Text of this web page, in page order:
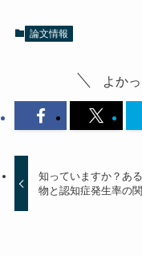
論文情報
よか
知っていますか？あ
物と認知症発生率の